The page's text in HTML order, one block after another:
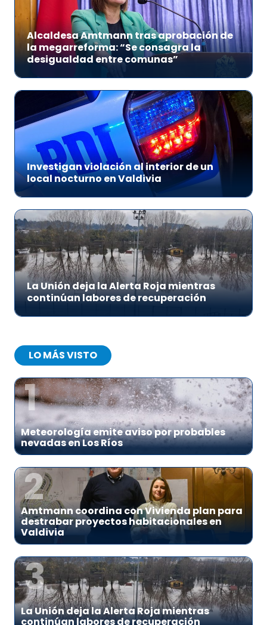
Alcaldesa Amtmann tras aprobación de
la megarreforma: “Se consagra la
desigualdad entre comunas”
Investigan violación al interior de un
local nocturno en Valdivia
La Unión deja la Alerta Roja mientras
continúan labores de recuperación
LO MÁS VISTO
1
Meteorología emite aviso por probables
nevadas en Los Ríos
2
Amtmann coordina con Vivienda plan para
destrabar proyectos habitacionales en
Valdivia
3
La Unión deja la Alerta Roja mientras
continúan labores de recuperación